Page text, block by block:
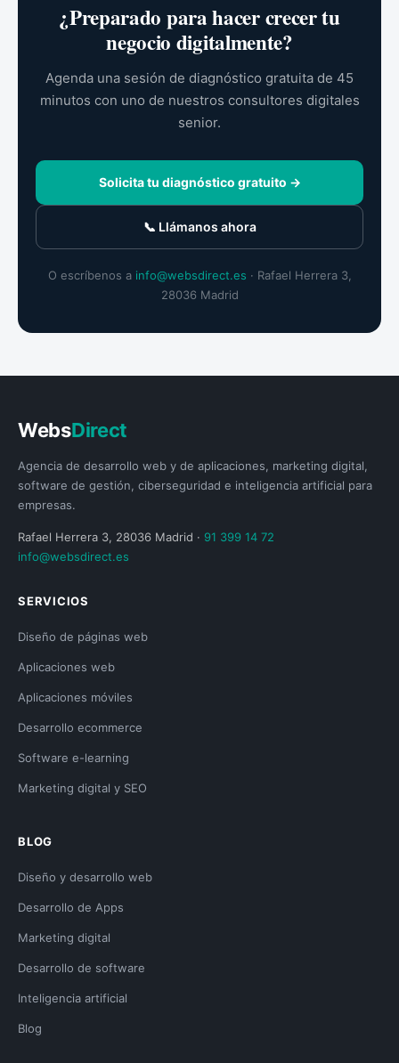
¿Preparado para hacer crecer tu
negocio digitalmente?
Agenda una sesión de diagnóstico gratuita de 45
minutos con uno de nuestros consultores digitales
senior.
Solicita tu diagnóstico gratuito →
📞 Llámanos ahora
O escríbenos a info@websdirect.es · Rafael Herrera 3,
28036 Madrid
WebsDirect
Agencia de desarrollo web y de aplicaciones, marketing digital,
software de gestión, ciberseguridad e inteligencia artificial para
empresas.
Rafael Herrera 3, 28036 Madrid · 91 399 14 72
info@websdirect.es
SERVICIOS
Diseño de páginas web
Aplicaciones web
Aplicaciones móviles
Desarrollo ecommerce
Software e-learning
Marketing digital y SEO
BLOG
Diseño y desarrollo web
Desarrollo de Apps
Marketing digital
Desarrollo de software
Inteligencia artificial
Blog